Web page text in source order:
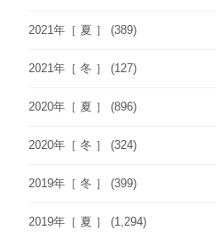
2021年［ 夏 ］ (389)
2021年［ 冬 ］ (127)
2020年［ 夏 ］ (896)
2020年［ 冬 ］ (324)
2019年［ 冬 ］ (399)
2019年［ 夏 ］ (1,294)